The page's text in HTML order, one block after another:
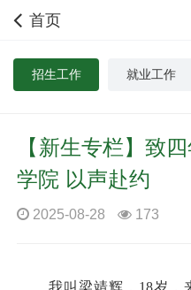
首页
招生工作 就业工作
【新生专栏】致
学院 以声赴约
2025-08-28 173
我叫梁靖辉， 18岁，